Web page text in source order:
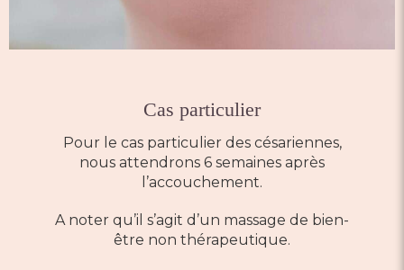
Cas particulier
Pour le cas particulier des césariennes,
nous attendrons 6 semaines après
l’accouchement.
A noter qu’il s’agit d’un massage de bien-
être non thérapeutique.